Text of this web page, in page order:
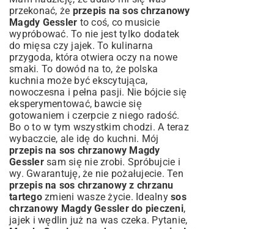
przekonać, że przepis na sos chrzanowy
Magdy Gessler to coś, co musicie
wypróbować. To nie jest tylko dodatek
do mięsa czy jajek. To kulinarna
przygoda, która otwiera oczy na nowe
smaki. To dowód na to, że polska
kuchnia może być ekscytująca,
nowoczesna i pełna pasji. Nie bójcie się
eksperymentować, bawcie się
gotowaniem i czerpcie z niego radość.
Bo o to w tym wszystkim chodzi. A teraz
wybaczcie, ale idę do kuchni. Mój
przepis na sos chrzanowy Magdy
Gesslersam się nie zrobi. Spróbujcie i
wy. Gwarantuję, że nie pożałujecie. Ten
przepis na sos chrzanowy z chrzanu
tartegozmieni wasze życie. Idealny sos
chrzanowy Magdy Gessler do pieczeni,
jajek i wędlin już na was czeka. Pytanie,